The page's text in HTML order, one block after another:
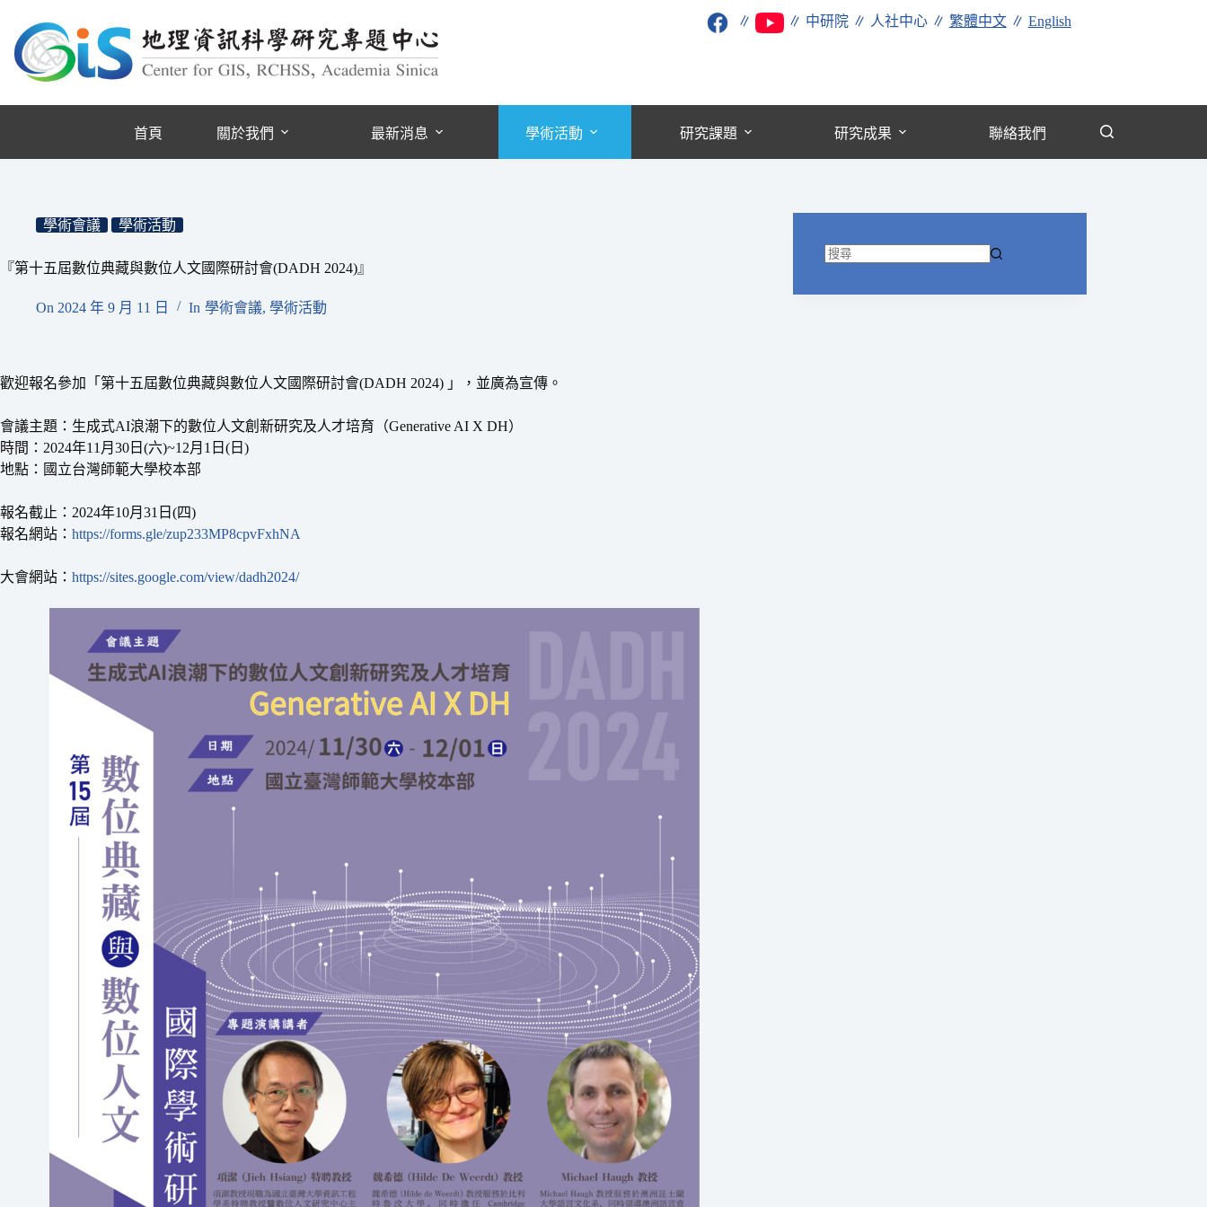
∥ ∥ 中研院∥ 人社中心∥ 繁體中文∥ English
首頁 關於我們 最新消息 學術活動 研究課題 研究成果 聯絡我們
學術會議 學術活動
『第十五屆數位典藏與數位人文國際研討會(DADH 2024)』
On 2024 年 9 月 11 日 In 學術會議, 學術活動
歡迎報名參加「第十五屆數位典藏與數位人文國際研討會(DADH 2024) 」，並廣為宣傳。
會議主題：生成式AI浪潮下的數位人文創新研究及人才培育（Generative AI X DH）
時間：2024年11月30日(六)~12月1日(日)
地點：國立台灣師範大學校本部
報名截止：2024年10月31日(四)
報名網站： https://forms.gle/zup233MP8cpvFxhNA
大會網站： https://sites.google.com/view/dadh2024/
不